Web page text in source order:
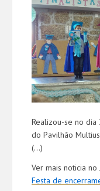
Realizou-se no dia
do Pavilhão
(...)
Ver mais noticia
Festa de